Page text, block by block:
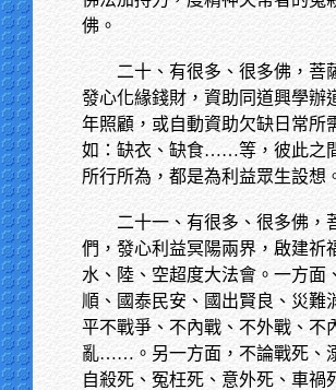
佛。
二十、有很多、很多佛，菩
發心化緣錢財，資助同道興學辦
年照顧，或自動資助欠缺日常所
如：缺衣、缺食……等，彼此之
所行所為，都是為利益眾生設想
二十一、有很多、很多佛，
們，發心利益冥陽兩界，啟建祈
水、陸、空超度大法會。一方面
順、國泰民安、國出賢良、災難
平不戰爭、不內戰、不外戰、不
亂……。另一方面，不論戰死、
自殺死、冤枉死、意外死、車禍